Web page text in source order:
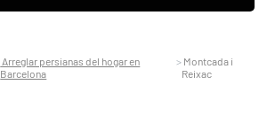
Arreglar persianas del hogar en
Barcelona
Montcada i
Reixac